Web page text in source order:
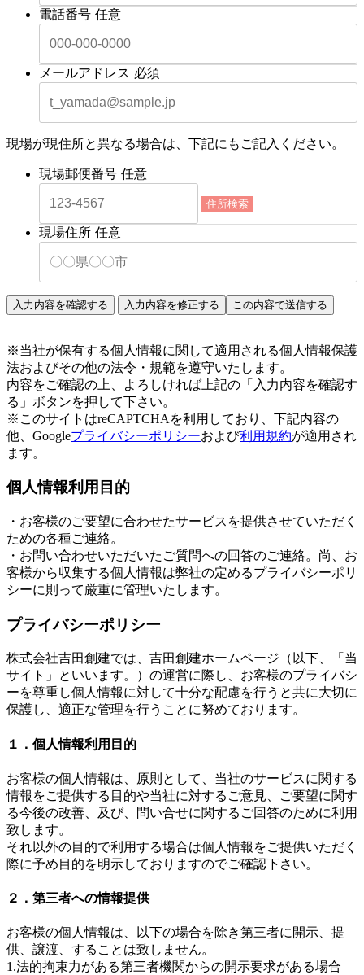
電話番号 任意
メールアドレス 必須
現場が現住所と異なる場合は、下記にもご記入ください。
現場郵便番号 任意
住所検索
現場住所 任意
※当社が保有する個人情報に関して適用される個人情報保護
法およびその他の法令・規範を遵守いたします。
内容をご確認の上、よろしければ上記の「入力内容を確認す
る」ボタンを押して下さい。
※このサイトはreCAPTCHAを利用しており、下記内容の
他、Googleプライバシーポリシーおよび利用規約が適用され
ます。
個人情報利用目的
・お客様のご要望に合わせたサービスを提供させていただく
ための各種ご連絡。
・お問い合わせいただいたご質問への回答のご連絡。尚、お
客様から収集する個人情報は弊社の定めるプライバシーポリ
シーに則って厳重に管理いたします。
プライバシーポリシー
株式会社吉田創建では、吉田創建ホームページ（以下、「当
サイト」といいます。）の運営に際し、お客様のプライバシ
ーを尊重し個人情報に対して十分な配慮を行うと共に大切に
保護し、適正な管理を行うことに努めております。
１．個人情報利用目的
お客様の個人情報は、原則として、当社のサービスに関する
情報をご提供する目的や当社に対するご意見、ご要望に関す
る今後の改善、及び、問い合せに関するご回答のために利用
致します。
それ以外の目的で利用する場合は個人情報をご提供いただく
際に予め目的を明示しておりますのでご確認下さい。
２．第三者への情報提供
お客様の個人情報は、以下の場合を除き第三者に開示、提
供、譲渡、することは致しません。
1.法的拘束力がある第三者機関からの開示要求がある場合